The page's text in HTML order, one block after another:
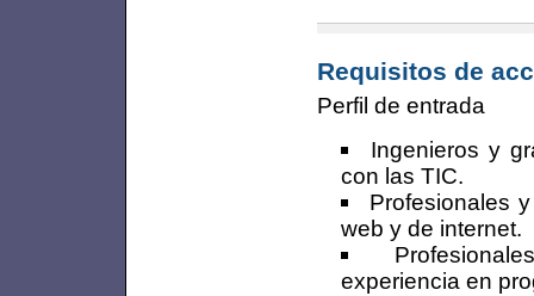
Requisitos de
Perfil de entrada
Ingenieros y
con las TIC.
Profesionales
web y de internet.
experiencia en